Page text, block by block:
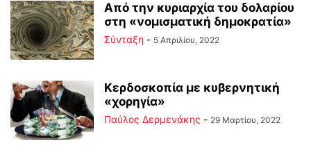
Από την κυριαρχία του δολαρίου
στη «νομισματική δημοκρατία»
Σύνταξη - 5 Απριλίου, 2022
Κερδοσκοπία με κυβερνητική
«χορηγία»
Παύλος Δερμενάκης - 29 Μαρτίου, 2022